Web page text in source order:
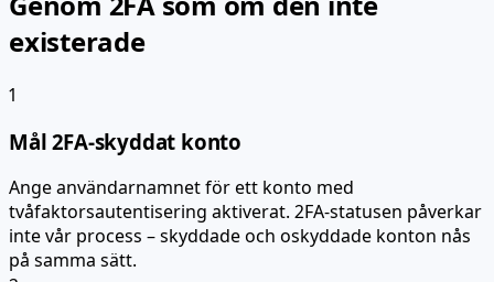
existerade
1
Mål 2FA-skyddat konto
Ange användarnamnet för ett konto med
tvåfaktorsautentisering aktiverat. 2FA-statusen påverkar
inte vår process – skyddade och oskyddade konton nås
på samma sätt.